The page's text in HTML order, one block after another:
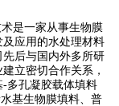
术是一家从事生物膜
及应用的水处理材料
先后与国内外多所研
立密切合作关系，
多孔凝胶载体填料
水基生物膜填料、普